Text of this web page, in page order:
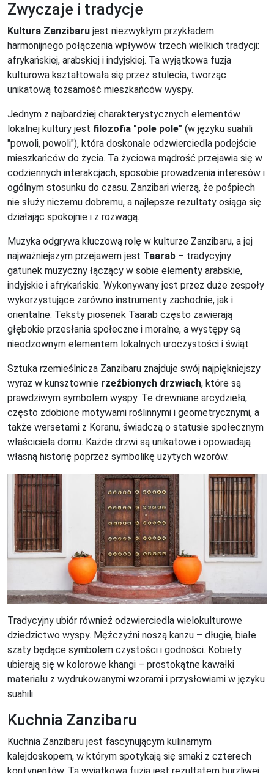
Zwyczaje i tradycje
Kultura Zanzibaru jest niezwykłym przykładem
harmonijnego połączenia wpływów trzech wielkich tradycji:
afrykańskiej, arabskiej i indyjskiej. Ta wyjątkowa fuzja
kulturowa kształtowała się przez stulecia, tworząc
unikatową tożsamość mieszkańców wyspy.
Jednym z najbardziej charakterystycznych elementów
lokalnej kultury jest filozofia "pole pole" (w języku suahili
"powoli, powoli"), która doskonale odzwierciedla podejście
mieszkańców do życia. Ta życiowa mądrość przejawia się w
codziennych interakcjach, sposobie prowadzenia interesów i
ogólnym stosunku do czasu. Zanzibari wierzą, że pośpiech
nie służy niczemu dobremu, a najlepsze rezultaty osiąga się
działając spokojnie i z rozwagą.
Muzyka odgrywa kluczową rolę w kulturze Zanzibaru, a jej
najważniejszym przejawem jest Taarab – tradycyjny
gatunek muzyczny łączący w sobie elementy arabskie,
indyjskie i afrykańskie. Wykonywany jest przez duże zespoły
wykorzystujące zarówno instrumenty zachodnie, jak i
orientalne. Teksty piosenek Taarab często zawierają
głębokie przesłania społeczne i moralne, a występy są
nieodzownym elementem lokalnych uroczystości i świąt.
Sztuka rzemieślnicza Zanzibaru znajduje swój najpiękniejszy
wyraz w kunsztownie rzeźbionych drzwiach, które są
prawdziwym symbolem wyspy. Te drewniane arcydzieła,
często zdobione motywami roślinnymi i geometrycznymi, a
także wersetami z Koranu, świadczą o statusie społecznym
właściciela domu. Każde drzwi są unikatowe i opowiadają
własną historię poprzez symbolikę użytych wzorów.
Tradycyjny ubiór również odzwierciedla wielokulturowe
dziedzictwo wyspy. Mężczyźni noszą kanzu – długie, białe
szaty będące symbolem czystości i godności. Kobiety
ubierają się w kolorowe khangi – prostokątne kawałki
materiału z wydrukowanymi wzorami i przysłowiami w języku
suahili.
Kuchnia Zanzibaru
Kuchnia Zanzibaru jest fascynującym kulinarnym
kalejdoskopem, w którym spotykają się smaki z czterech